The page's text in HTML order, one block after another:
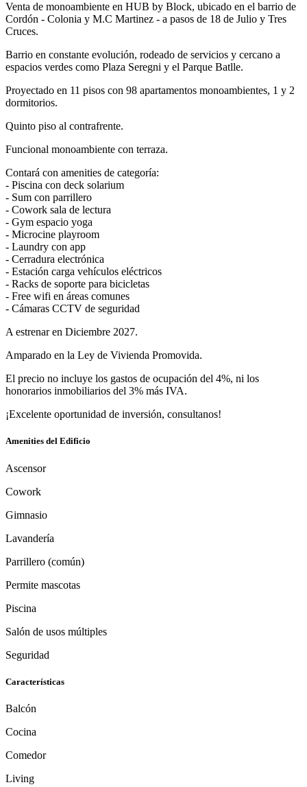
Venta de monoambiente en HUB by Block, ubicado en el barrio de
Cordón - Colonia y M.C Martinez - a pasos de 18 de Julio y Tres
Cruces.
Barrio en constante evolución, rodeado de servicios y cercano a
espacios verdes como Plaza Seregni y el Parque Batlle.
Proyectado en 11 pisos con 98 apartamentos monoambientes, 1 y 2
dormitorios.
Quinto piso al contrafrente.
Funcional monoambiente con terraza.
Contará con amenities de categoría:
- Piscina con deck solarium
- Sum con parrillero
- Cowork sala de lectura
- Gym espacio yoga
- Microcine playroom
- Laundry con app
- Cerradura electrónica
- Estación carga vehículos eléctricos
- Racks de soporte para bicicletas
- Free wifi en áreas comunes
- Cámaras CCTV de seguridad
A estrenar en Diciembre 2027.
Amparado en la Ley de Vivienda Promovida.
El precio no incluye los gastos de ocupación del 4%, ni los
honorarios inmobiliarios del 3% más IVA.
¡Excelente oportunidad de inversión, consultanos!
Amenities del Edificio
Ascensor
Cowork
Gimnasio
Lavandería
Parrillero (común)
Permite mascotas
Piscina
Salón de usos múltiples
Seguridad
Características
Balcón
Cocina
Comedor
Living